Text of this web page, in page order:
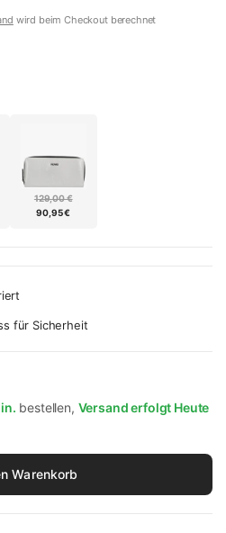
wird beim Checkout berechnet
129,00 €
90,95 €
für Sicherheit
bestellen, Versand erfolgt Heute
Warenkorb